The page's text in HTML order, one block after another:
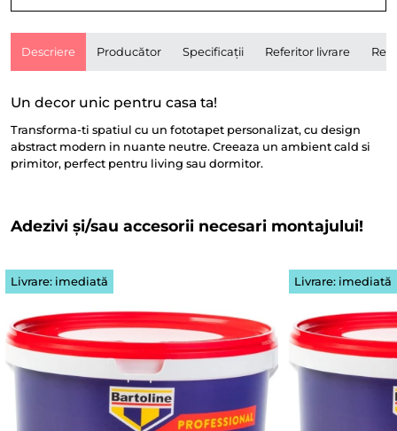
Descriere Producător Specificații Referitor livrare
Un decor unic pentru casa ta!
Transforma-ti spatiul cu un fototapet personalizat, cu design
abstract modern in nuante neutre. Creeaza un ambient cald si
primitor, perfect pentru living sau dormitor.
Adezivi și/sau accesorii necesari montajului!
Livrare: imediată Livrare: imediată